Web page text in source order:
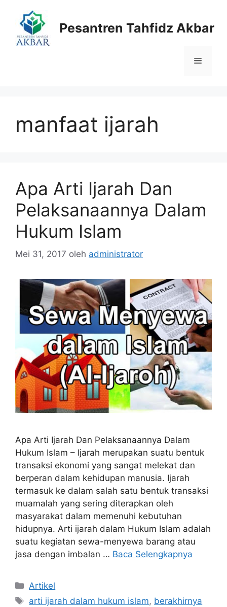
Pesantren Tahfidz Akbar
Menu
manfaat ijarah
Apa Arti Ijarah Dan
Pelaksanaannya Dalam
Hukum Islam
Mei 31, 2017 oleh administrator
Apa Arti Ijarah Dan Pelaksanaannya Dalam
Hukum Islam – Ijarah merupakan suatu bentuk
transaksi ekonomi yang sangat melekat dan
berperan dalam kehidupan manusia. Ijarah
termasuk ke dalam salah satu bentuk transaksi
muamalah yang sering diterapkan oleh
masyarakat dalam memenuhi kebutuhan
hidupnya. Arti ijarah dalam Hukum Islam adalah
suatu kegiatan sewa-menyewa barang atau
jasa dengan imbalan … Baca Selengkapnya
Kategori
Artikel
Tag
arti ijarah dalam hukum islam, berakhirnya